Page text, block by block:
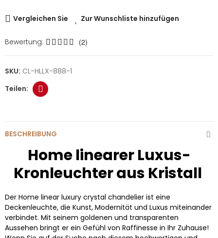
Vergleichen Sie Zur Wunschliste hinzufügen
Bewertung: (2)
SKU: CL-HLLX-888-1
BESCHREIBUNG
Home linearer Luxus-
Kronleuchter aus Kristall
Der Home linear luxury crystal chandelier ist eine
Deckenleuchte, die Kunst, Modernität und Luxus miteinander
verbindet. Mit seinem goldenen und transparenten
Aussehen bringt er ein Gefühl von Raffinesse in Ihr Zuhause!